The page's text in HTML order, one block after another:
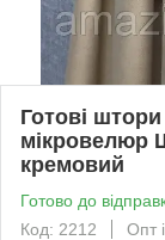
Готові
мікровелюр
кремовий
Готово до
Код: 2212
Опт